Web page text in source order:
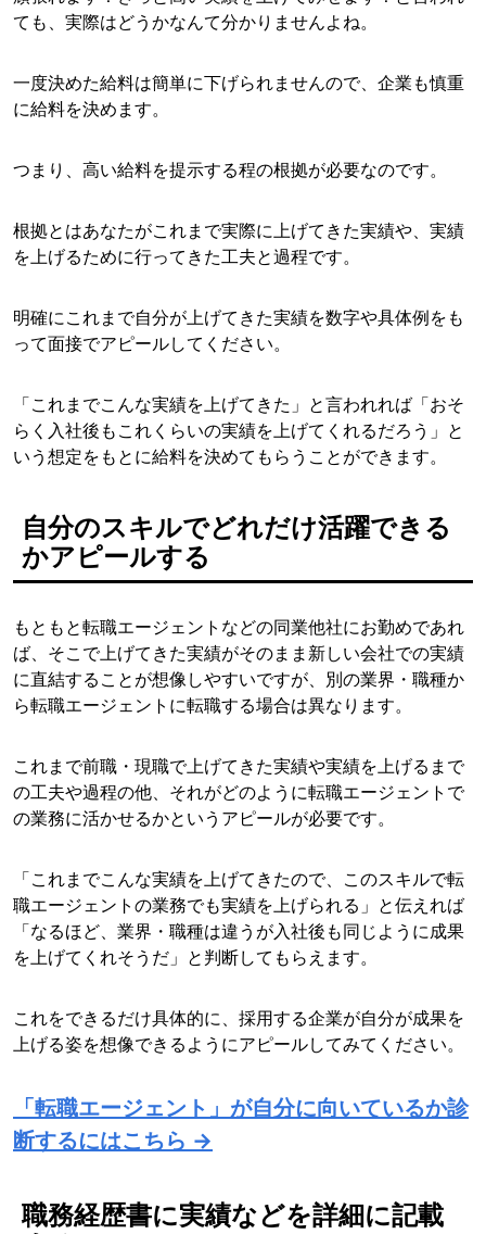
ても、実際はどうかなんて分かりませんよね。
一度決めた給料は簡単に下げられませんので、企業も慎重
に給料を決めます。
つまり、高い給料を提示する程の根拠が必要なのです。
根拠とはあなたがこれまで実際に上げてきた実績や、実績
を上げるために行ってきた工夫と過程です。
明確にこれまで自分が上げてきた実績を数字や具体例をも
って面接でアピールしてください。
「これまでこんな実績を上げてきた」と言われれば「おそ
らく入社後もこれくらいの実績を上げてくれるだろう」と
いう想定をもとに給料を決めてもらうことができます。
自分のスキルでどれだけ活躍できる
かアピールする
もともと転職エージェントなどの同業他社にお勤めであれ
ば、そこで上げてきた実績がそのまま新しい会社での実績
に直結することが想像しやすいですが、別の業界・職種か
ら転職エージェントに転職する場合は異なります。
これまで前職・現職で上げてきた実績や実績を上げるまで
の工夫や過程の他、それがどのように転職エージェントで
の業務に活かせるかというアピールが必要です。
「これまでこんな実績を上げてきたので、このスキルで転
職エージェントの業務でも実績を上げられる」と伝えれば
「なるほど、業界・職種は違うが入社後も同じように成果
を上げてくれそうだ」と判断してもらえます。
これをできるだけ具体的に、採用する企業が自分が成果を
上げる姿を想像できるようにアピールしてみてください。
「転職エージェント」が自分に向いているか診
断するにはこちら →
職務経歴書に実績などを詳細に記載